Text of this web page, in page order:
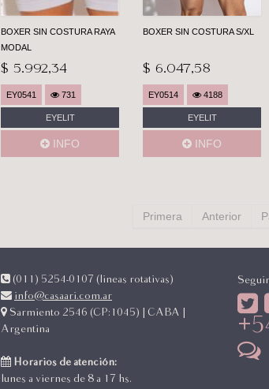
oferta
BOXER SIN COSTURA RAYA
MODAL
$ 5.992,34
EY0541 731
EYELIT
INFO
oferta
BOXER SIN COSTURA S/XL
$ 6.047,58
EY0514 4188
EYELIT
INFO
Primera Anterior
(011) 5254-0107 (lineas rotativas)
info@casaari.com.ar
Sarmiento 2546 (CP:1045) | CABA |
Argentina
Horarios de atención:
lunes a viernes de 8 a 17 hs.